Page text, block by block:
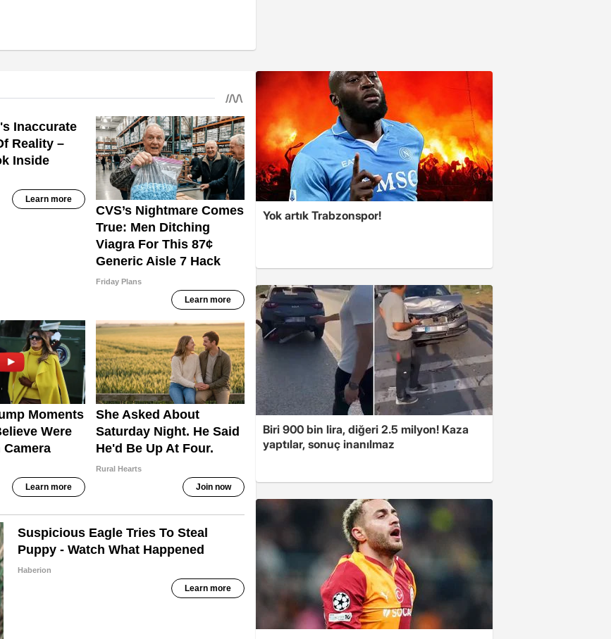
Yok artık Trabzonspor!
Biri 900 bin lira, diğeri 2.5 milyon! Kaza
yaptılar, sonuç inanılmaz